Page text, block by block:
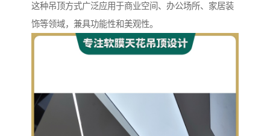
这种吊顶方式广泛应用于商业空间、办公场所、家居装
饰等领域，兼具功能性和美观性。